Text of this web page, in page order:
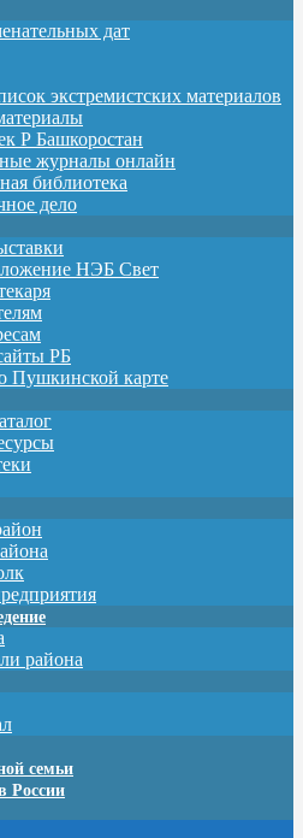
дат
экстремистских материалов
Р Башкоростан
журналы онлайн
библиотека
дело
НЭБ Свет
РБ
Пушкинской карте
района
семьи
России